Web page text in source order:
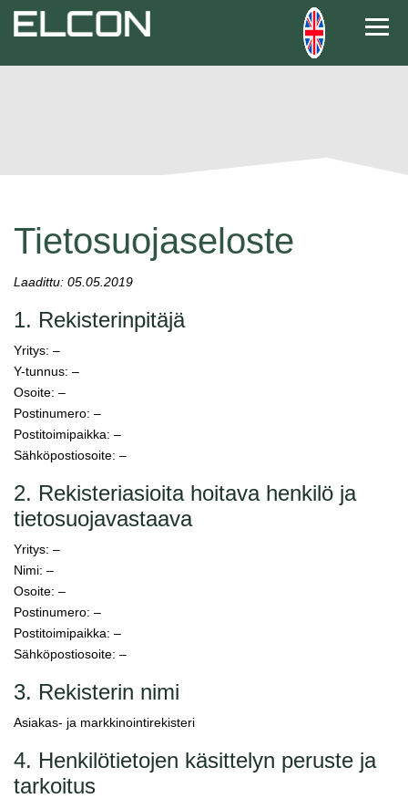
Tietosuojaseloste
Laadittu: 05.05.2019
1. Rekisterinpitäjä
Yritys: –
Y-tunnus: –
Osoite: –
Postinumero: –
Postitoimipaikka: –
Sähköpostiosoite: –
2. Rekisteriasioita hoitava henkilö ja
tietosuojavastaava
Yritys: –
Nimi: –
Osoite: –
Postinumero: –
Postitoimipaikka: –
Sähköpostiosoite: –
3. Rekisterin nimi
Asiakas- ja markkinointirekisteri
4. Henkilötietojen käsittelyn peruste ja
tarkoitus